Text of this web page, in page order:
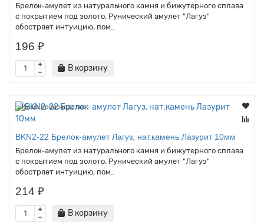
Брелок-амулет из натурального камня и бижутерного сплава
с покрытием под золото. Рунический амулет "Лагуз"
обостряет интуицию, пом..
196 ₽
В корзину
Наше производство
BKN2-22 Брелок-амулет Лагуз, нат.камень Лазурит 10мм
Брелок-амулет из натурального камня и бижутерного сплава
с покрытием под золото. Рунический амулет "Лагуз"
обостряет интуицию, пом..
214 ₽
В корзину